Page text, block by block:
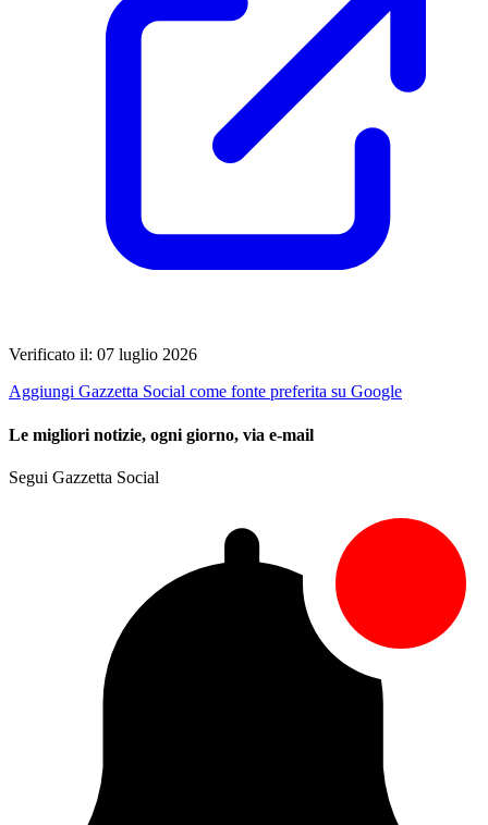
Verificato il: 07 luglio 2026
Aggiungi Gazzetta Social come fonte preferita su Google
Le migliori notizie, ogni giorno, via e-mail
Segui Gazzetta Social